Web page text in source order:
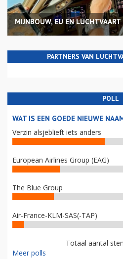
MIJNBOUW, EU EN LUCHTVAART
PARTNERS VAN
POLL
WAT IS EEN GOEDE NIEUWE
Verzin alsjeblieft iets anders
European Airlines Group (EAG)
The Blue Group
Air-France-KLM-SAS(-TAP)
Totaal aantal
Meer polls